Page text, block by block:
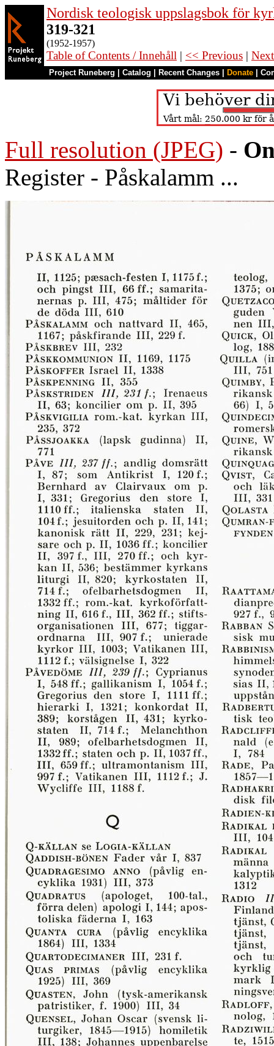
Nordisk teologisk uppslagsbok för
319-321
(1952-1957)
Table of Contents / Innehåll | << Previous |
Project Runeberg Catalog Recent Changes Donate
Full resolution (JPEG) -
Register - Påskalamm ...